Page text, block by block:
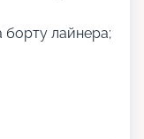
борту лайнера;